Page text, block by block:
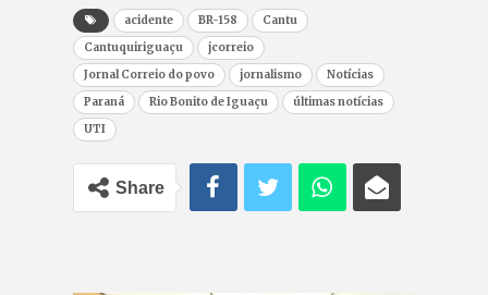
acidente BR-158
Cantu
Cantuquiriguaçu
jcorreio
Jornal Correio do povo
jornalismo
Notícias
Paraná
Rio Bonito de Iguaçu
últimas notícias
UTI
Share